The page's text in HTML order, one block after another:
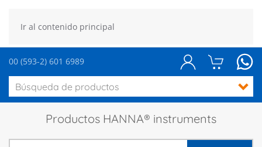
Ir al contenido principal
00 (593-2) 601 6989
Productos HANNA® instruments